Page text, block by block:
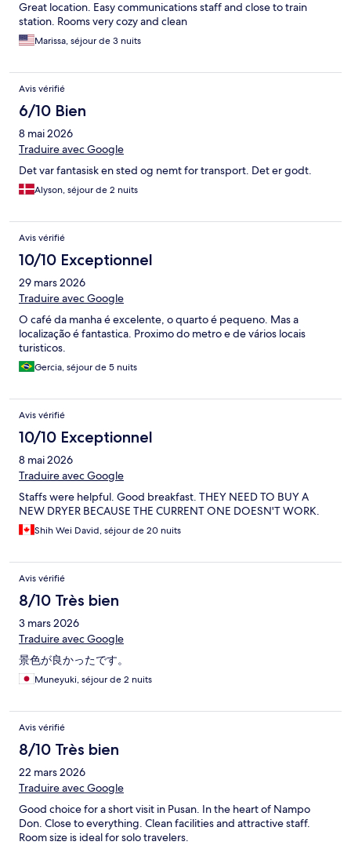
Great location. Easy communications staff and close to train
station. Rooms very cozy and clean
Marissa, séjour de 3 nuits
Avis vérifié
6/10 Bien
8 mai 2026
Traduire avec Google
Det var fantasisk en sted og nemt for transport. Det er godt.
Alyson, séjour de 2 nuits
Avis vérifié
10/10 Exceptionnel
29 mars 2026
Traduire avec Google
O café da manha é excelente, o quarto é pequeno. Mas a
localização é fantastica. Proximo do metro e de vários locais
turisticos.
Gercia, séjour de 5 nuits
Avis vérifié
10/10 Exceptionnel
8 mai 2026
Traduire avec Google
Staffs were helpful. Good breakfast. THEY NEED TO BUY A
NEW DRYER BECAUSE THE CURRENT ONE DOESN'T WORK.
Shih Wei David, séjour de 20 nuits
Avis vérifié
8/10 Très bien
3 mars 2026
Traduire avec Google
景色が良かったです。
Muneyuki, séjour de 2 nuits
Avis vérifié
8/10 Très bien
22 mars 2026
Traduire avec Google
Good choice for a short visit in Pusan. In the heart of Nampo
Don. Close to everything. Clean facilities and attractive staff.
Room size is ideal for solo travelers.